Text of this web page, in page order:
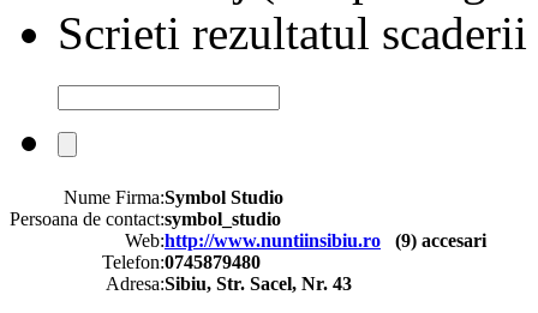
Scrieti rezultatul scaderii
Nume Firma:Symbol Studio
Persoana de contact:symbol_studio
Web:http://www.nuntiinsibiu.ro (9) accesari
Telefon:0745879480
Adresa:Sibiu, Str. Sacel, Nr. 43